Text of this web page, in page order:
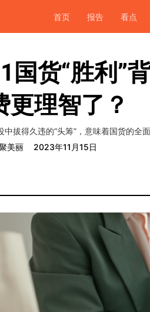
首页 报告 看点
国货“胜利”
更理智了？
中拔得久违的“头筹”，意味着国货的全
美丽 2023年11月15日